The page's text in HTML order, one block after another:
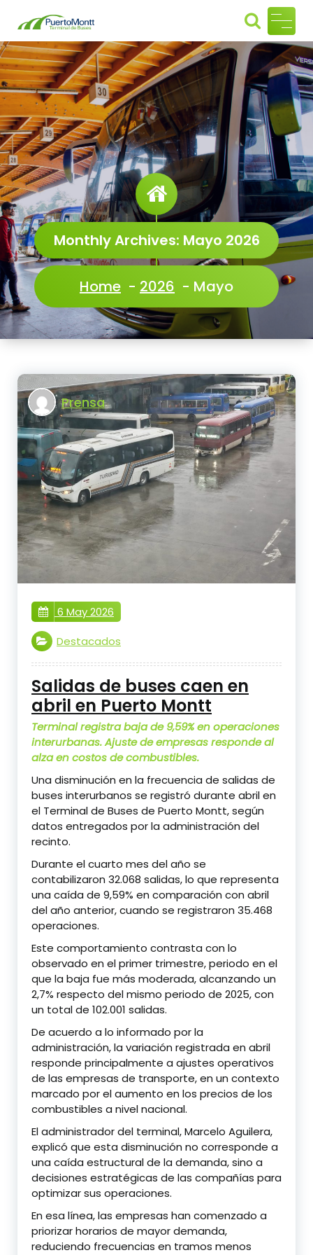
Termin
al de
Buses
Puerto
Montt
Monthly Archives: Mayo 2026
Home - 2026 - Mayo
Prensa
6 May 2026
Destacados
Salidas de buses caen en
abril en Puerto Montt
Terminal registra baja de 9,59% en operaciones
interurbanas. Ajuste de empresas responde al
alza en costos de combustibles.
Una disminución en la frecuencia de salidas de
buses interurbanos se registró durante abril en
el Terminal de Buses de Puerto Montt, según
datos entregados por la administración del
recinto.
Durante el cuarto mes del año se
contabilizaron 32.068 salidas, lo que representa
una caída de 9,59% en comparación con abril
del año anterior, cuando se registraron 35.468
operaciones.
Este comportamiento contrasta con lo
observado en el primer trimestre, periodo en el
que la baja fue más moderada, alcanzando un
2,7% respecto del mismo periodo de 2025, con
un total de 102.001 salidas.
De acuerdo a lo informado por la
administración, la variación registrada en abril
responde principalmente a ajustes operativos
de las empresas de transporte, en un contexto
marcado por el aumento en los precios de los
combustibles a nivel nacional.
El administrador del terminal,Marcelo Aguilera,
explicó que esta disminución no corresponde a
una caída estructural de la demanda, sino a
decisiones estratégicas de las compañías para
optimizar sus operaciones.
En esa línea, las empresas han comenzado a
priorizar horarios de mayor demanda,
reduciendo frecuencias en tramos menos